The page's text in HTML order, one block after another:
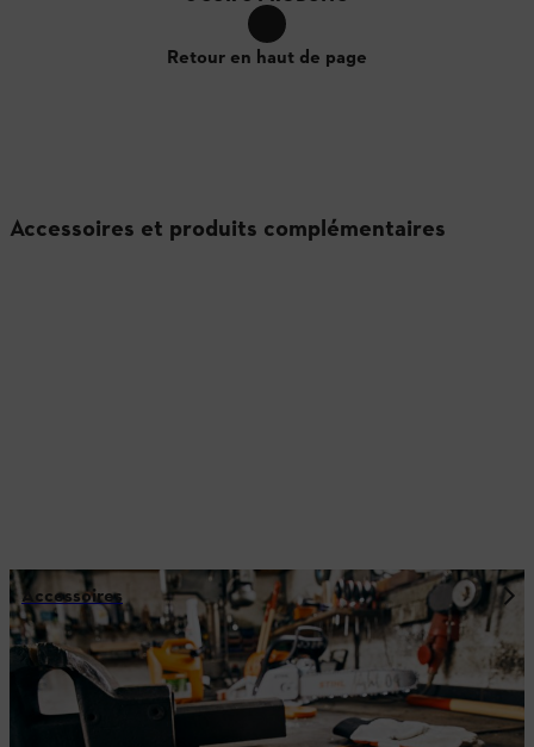
Retour en haut de page
Accessoires et produits complémentaires
Accessoires